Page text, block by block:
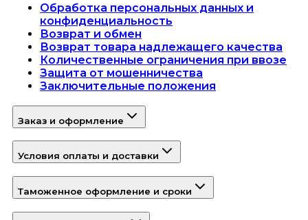
Обработка персональных данных и
конфиденциальность
Возврат и обмен
Возврат товара надлежащего качества
Количественные ограничения при ввозе
Защита от мошенничества
Заключительные положения
Заказ и оформление
Условия оплаты и доставки
Таможенное оформление и сроки